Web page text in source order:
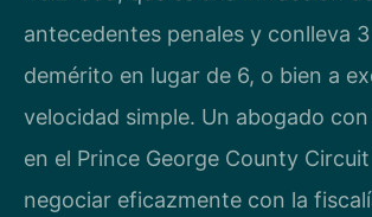
antecedentes penales y conlleva
demérito en lugar de 6, o bien a
velocidad simple. Un abogado
en el Prince George County
negociar eficazmente con la